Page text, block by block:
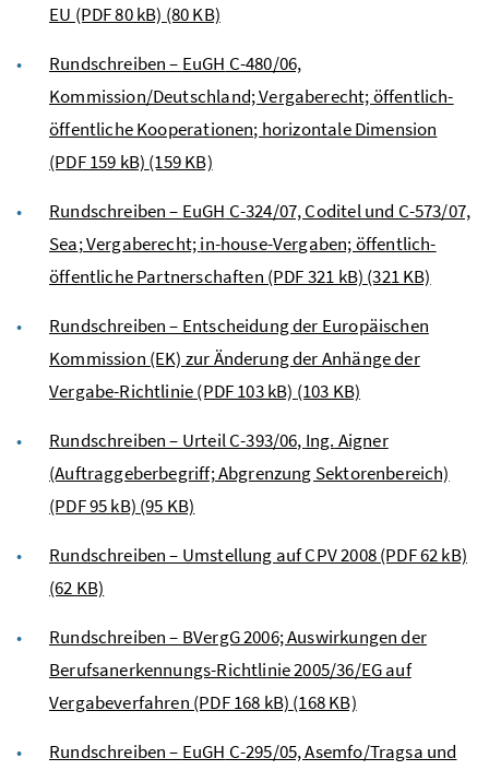
EU (PDF 80 kB) (80 KB)
Rundschreiben – EuGH C-480/06,
Kommission/Deutschland; Vergaberecht; öffentlich-
öffentliche Kooperationen; horizontale Dimension
(PDF 159 kB) (159 KB)
Rundschreiben – EuGH C-324/07, Coditel und C-573/07,
Sea; Vergaberecht;in-house-Vergaben; öffentlich-
öffentliche Partnerschaften (PDF 321 kB) (321 KB)
Rundschreiben – Entscheidung der Europäischen
Kommission (EK) zur Änderung der Anhänge der
Vergabe-Richtlinie (PDF 103 kB) (103 KB)
Rundschreiben – Urteil C-393/06, Ing. Aigner
(Auftraggeberbegriff; Abgrenzung Sektorenbereich)
(PDF 95 kB) (95 KB)
Rundschreiben – Umstellung auf CPV 2008 (PDF 62 kB)
(62 KB)
Rundschreiben – BVergG 2006; Auswirkungen der
Berufsanerkennungs-Richtlinie 2005/36/EG auf
Vergabeverfahren (PDF 168 kB) (168 KB)
Rundschreiben – EuGH C-295/05, Asemfo/Tragsa und